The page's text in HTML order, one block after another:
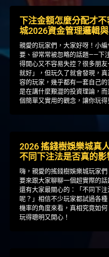
下注金額怎麼分配才
城2026資金管理邏輯
親愛的玩家們，大家好呀！小
要、卻常常被忽略的話題——下
得開心又不容易失控？很多朋
就好」，但玩久了就會發現，
容的玩家，幾乎都有一套自己
是在講什麼艱澀的投資理論，
個簡單又實用的觀念，讓你玩得
2026 搖錢樹娛樂城真
不同下注法是否真的影
嗨，親愛的搖錢樹娛樂城玩家
要來跟大家聊聊一個超實際的
還有大家最關心的：「不同下
呢？」相信不少玩家都試過各
機率的角度來看，真相究竟如
玩得聰明又開心！